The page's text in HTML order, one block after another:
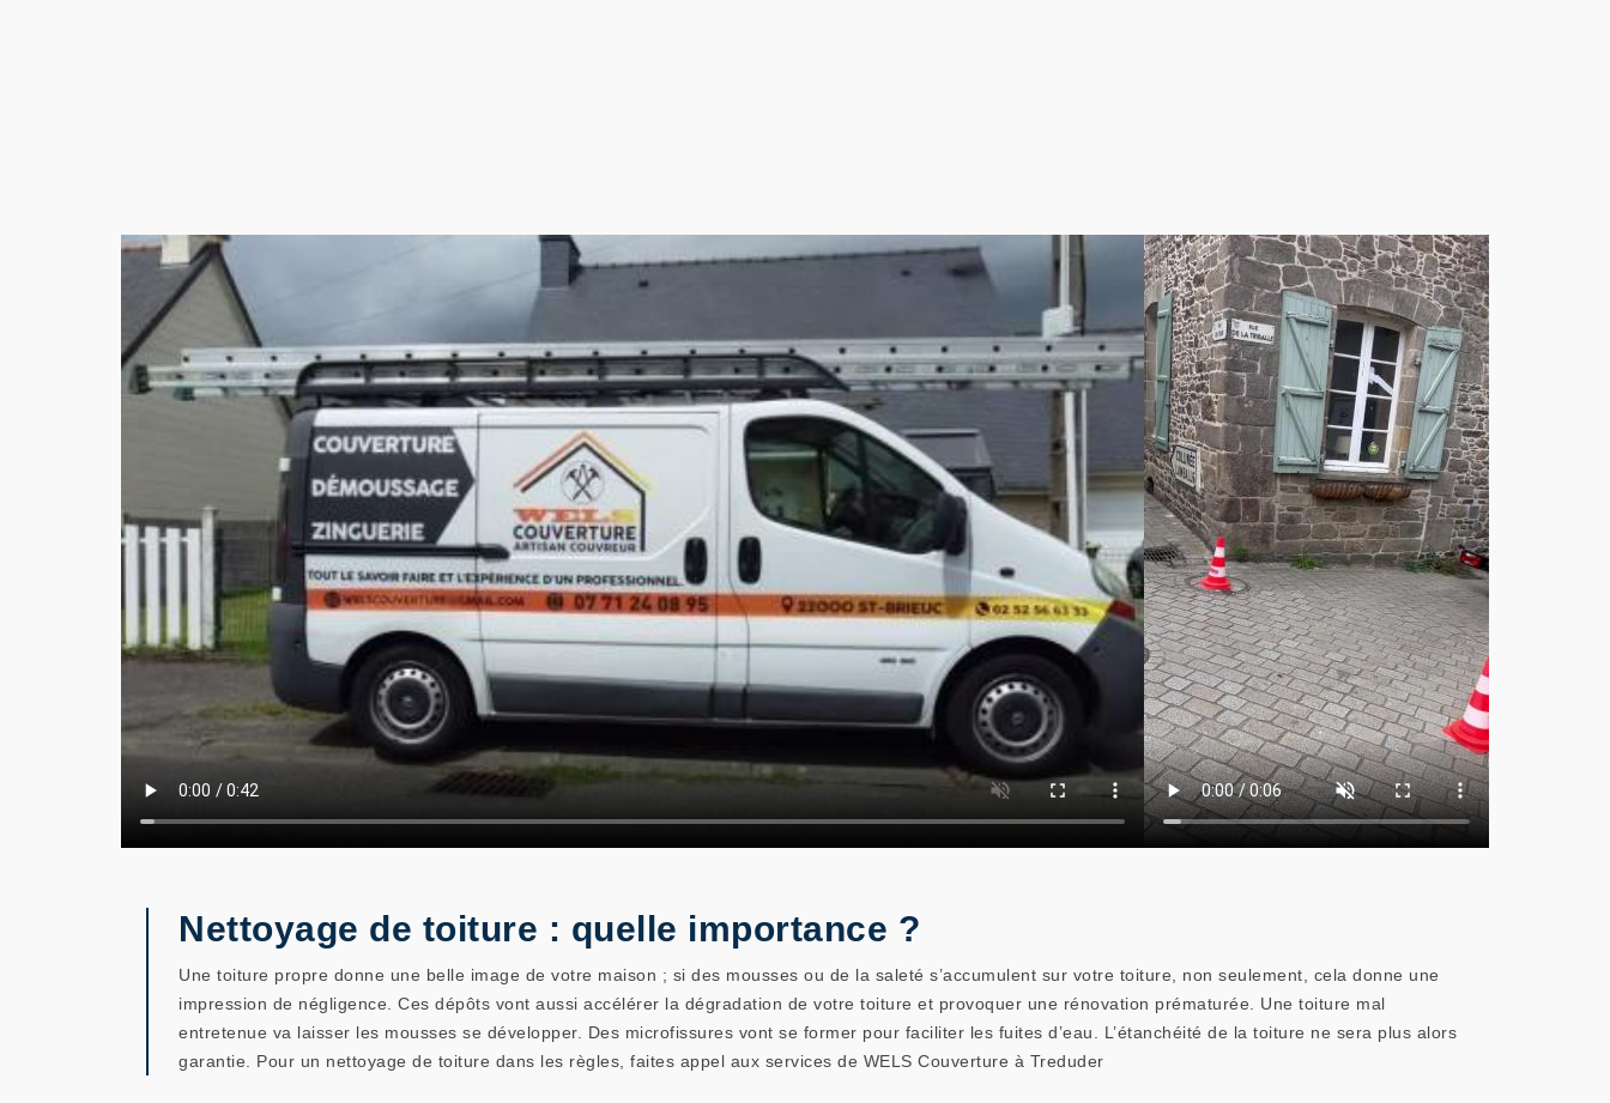
Nettoyage de toiture : quelle importance ?
Une toiture propre donne une belle image de votre maison ; si des mousses ou de la saleté s’accumulent sur votre toiture, non seulement, cela donne une
impression de négligence. Ces dépôts vont aussi accélérer la dégradation de votre toiture et provoquer une rénovation prématurée. Une toiture mal
entretenue va laisser les mousses se développer. Des microfissures vont se former pour faciliter les fuites d’eau. L’étanchéité de la toiture ne sera plus alors
garantie. Pour un nettoyage de toiture dans les règles, faites appel aux services de WELS Couverture à Treduder